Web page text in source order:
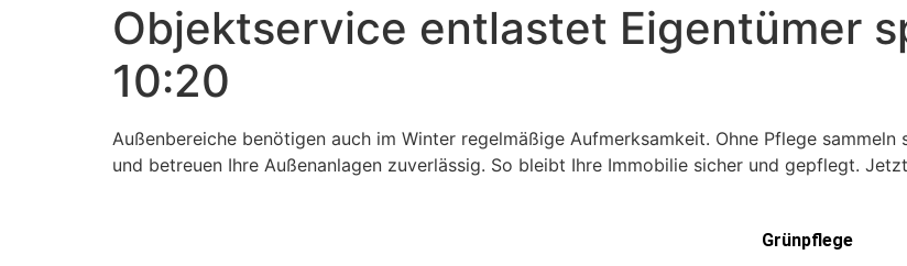
Objektservice entlastet Eigentümer
10:20
Außenbereiche benötigen auch im Winter regelmäßige Aufmerksamkeit. Ohne Pflege
und betreuen Ihre Außenanlagen zuverlässig. So bleibt Ihre Immobilie sicher und gepflegt.
Grünpflege